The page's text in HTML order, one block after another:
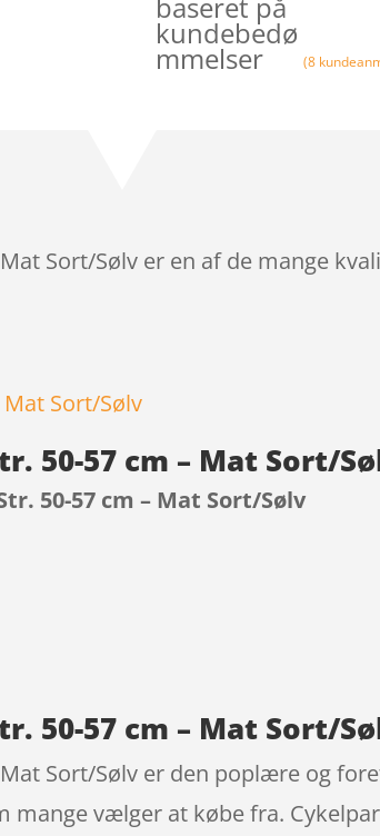
baseret på
kundebedø
mmelser (8
Sort/Sølv er en af de mange
50-57 cm – Mat Sort/
50-57 cm – Mat Sort/Sølv
50-57 cm – Mat Sort/
Sort/Sølv er den poplære og
mange vælger at købe fra.